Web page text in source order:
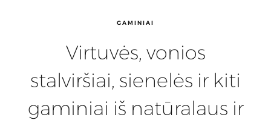
GAMINIAI
Virtuvės, vonios
stalviršiai, sienelės ir kiti
gaminiai iš natūralaus ir